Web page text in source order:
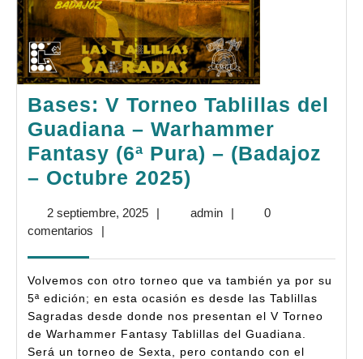
Bases: V Torneo Tablillas del
Guadiana – Warhammer
Fantasy (6ª Pura) – (Badajoz
– Octubre 2025)
Torneo
del
Guadiana
–
Warhammer
2 septiembre, 20252
| adminadmin
|
0
comentarios
|
Volvemos con otro torneo que va también ya por su
5ª edición; en esta ocasión es desde las Tablillas
Sagradas desde donde nos presentan el V Torneo
de Warhammer Fantasy Tablillas del Guadiana.
Será un torneo de Sexta, pero contando con el